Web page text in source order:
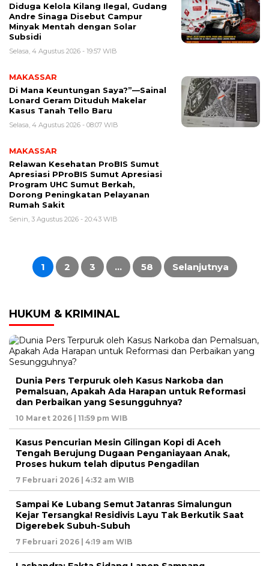
Diduga Kelola Kilang Ilegal, Gudang
Andre Sinaga Disebut Campur
Minyak Mentah dengan Solar
Subsidi
Selasa, 4 Agustus 2026 - 19:57 WIB
MAKASSAR
Di Mana Keuntungan Saya?”—Sainal
Lonard Geram Dituduh Makelar
Kasus Tanah Tello Baru
Selasa, 4 Agustus 2026 - 08:07 WIB
MAKASSAR
Relawan Kesehatan ProBIS Sumut
Apresiasi PProBIS Sumut Apresiasi
Program UHC Sumut Berkah,
Dorong Peningkatan Pelayanan
Rumah Sakit
Senin, 3 Agustus 2026 - 20:43 WIB
Paginasi
pos
1 2 3 … 58 Selanjutnya
HUKUM & KRIMINAL
Dunia Pers Terpuruk oleh Kasus Narkoba dan
Pemalsuan, Apakah Ada Harapan untuk Reformasi
dan Perbaikan yang Sesungguhnya?
10 Maret 2026 | 11:59 pm WIB
Kasus Pencurian Mesin Gilingan Kopi di Aceh
Tengah Berujung Dugaan Penganiayaan Anak,
Proses hukum telah diputus Pengadilan
7 Februari 2026 | 4:32 am WIB
Sampai Ke Lubang Semut Jatanras Simalungun
Kejar Tersangka! Residivis Layu Tak Berkutik Saat
Digerebek Subuh-Subuh
7 Februari 2026 | 4:19 am WIB